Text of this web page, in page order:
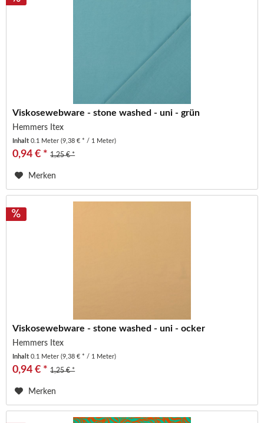
Viskosewebware - stone washed - uni - grün
Hemmers Itex
Inhalt0.1 Meter(9,38 € * / 1 Meter)
0,94 € * 1,25 € *
Merken
Viskosewebware - stone washed - uni - ocker
Hemmers Itex
Inhalt0.1 Meter(9,38 € * / 1 Meter)
0,94 € * 1,25 € *
Merken